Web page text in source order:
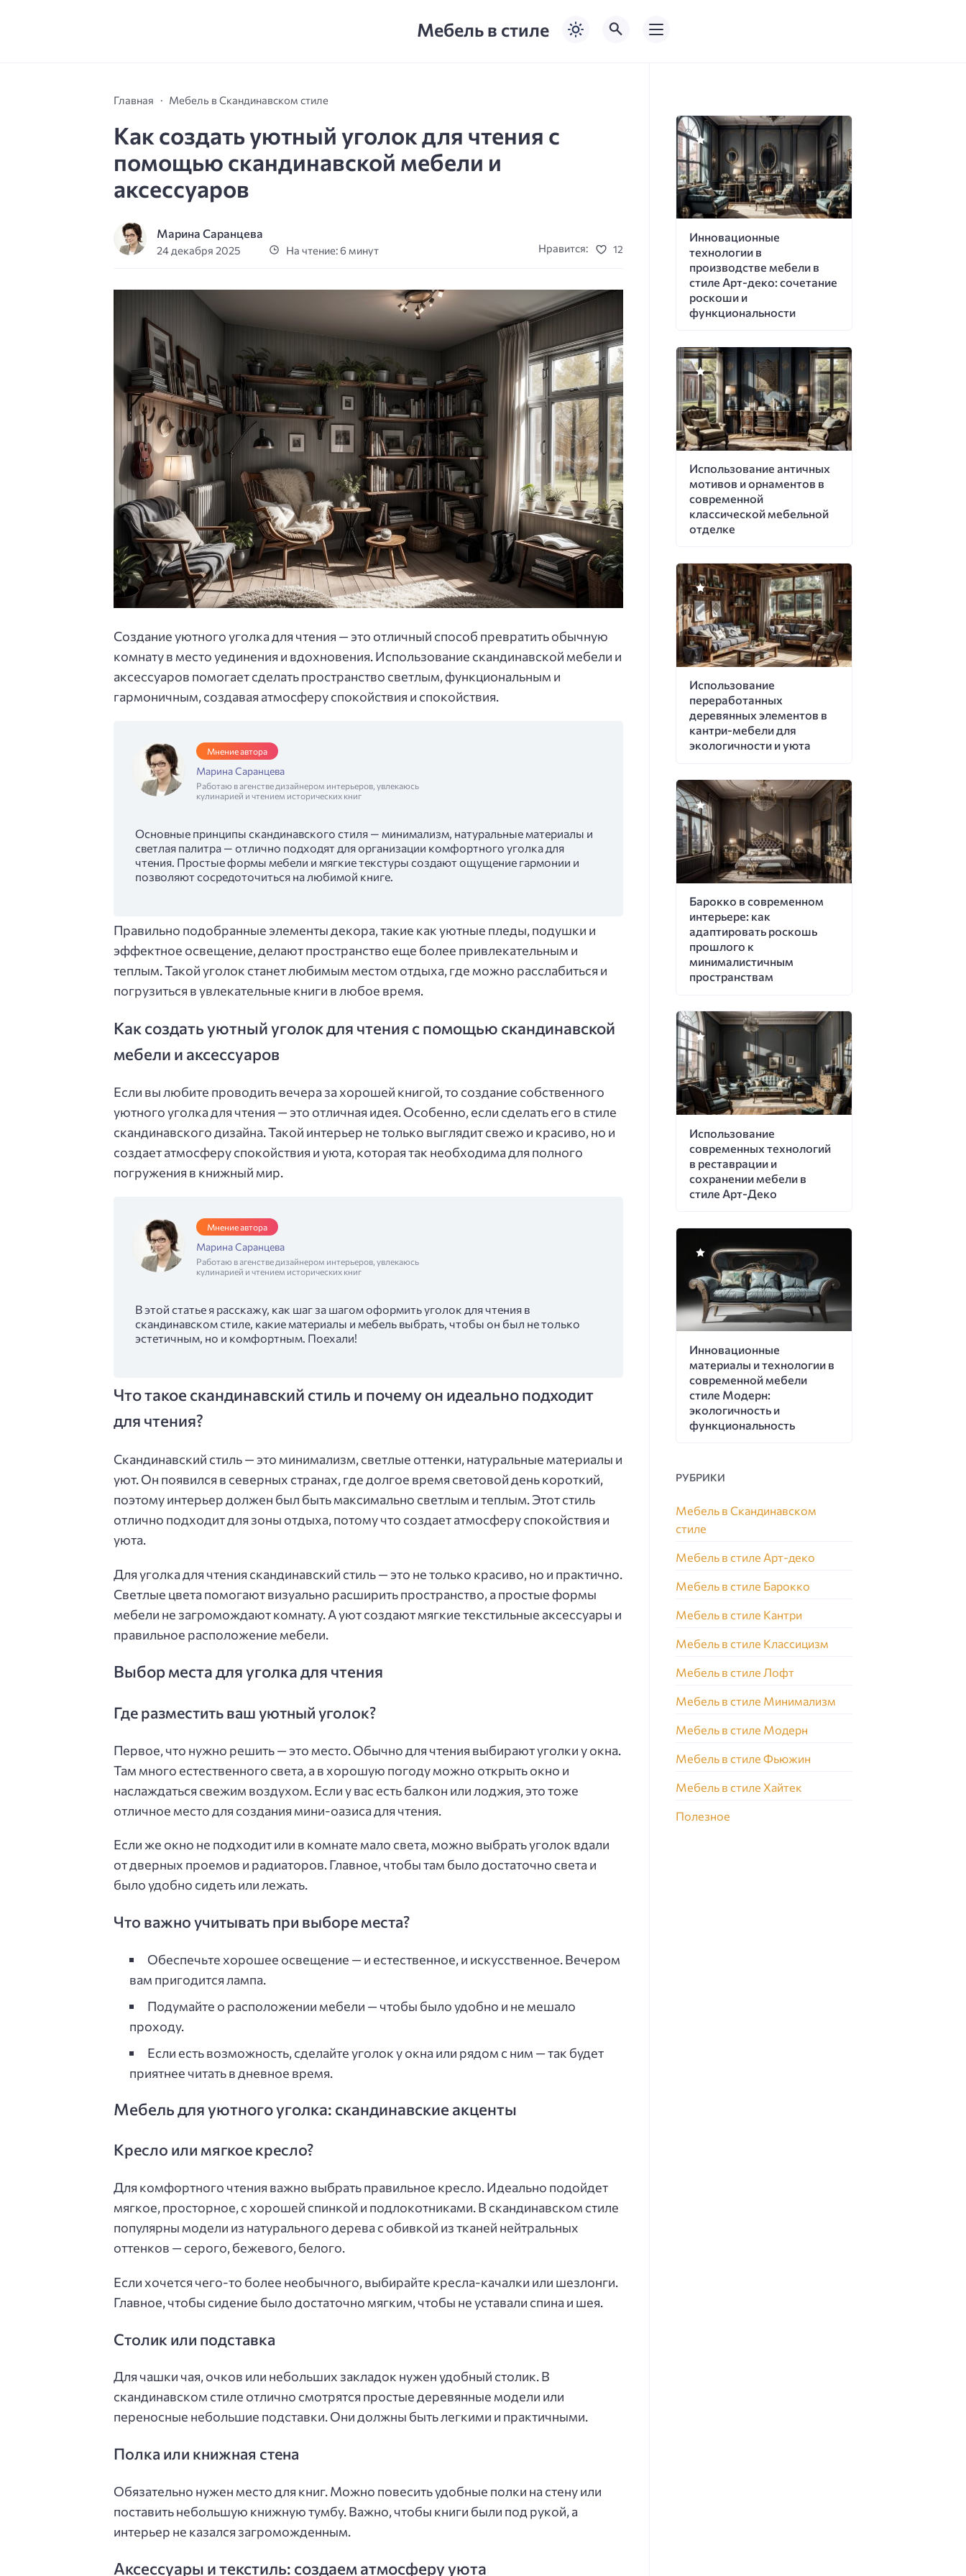
Мебель в стиле
Главная Мебель в Скандинавском стиле
Как создать уютный уголок для чтения с
помощью скандинавской мебели и
аксессуаров
Марина Саранцева
24 декабря 2025 На чтение: 6 минут Нравится: 12
Создание уютного уголка для чтения — это отличный способ превратить обычную
комнату в место уединения и вдохновения. Использование скандинавской мебели и
аксессуаров помогает сделать пространство светлым, функциональным и
гармоничным, создавая атмосферу спокойствия и спокойствия.
Мнение автора
Марина Саранцева
Работаю в агенстве дизайнером интерьеров, увлекаюсь
кулинарией и чтением исторических книг
Основные принципы скандинавского стиля — минимализм, натуральные материалы и
светлая палитра — отлично подходят для организации комфортного уголка для
чтения. Простые формы мебели и мягкие текстуры создают ощущение гармонии и
позволяют сосредоточиться на любимой книге.
Правильно подобранные элементы декора, такие как уютные пледы, подушки и
эффектное освещение, делают пространство еще более привлекательным и
теплым. Такой уголок станет любимым местом отдыха, где можно расслабиться и
погрузиться в увлекательные книги в любое время.
Как создать уютный уголок для чтения с помощью скандинавской
мебели и аксессуаров
Если вы любите проводить вечера за хорошей книгой, то создание собственного
уютного уголка для чтения — это отличная идея. Особенно, если сделать его в стиле
скандинавского дизайна. Такой интерьер не только выглядит свежо и красиво, но и
создает атмосферу спокойствия и уюта, которая так необходима для полного
погружения в книжный мир.
Мнение автора
Марина Саранцева
Работаю в агенстве дизайнером интерьеров, увлекаюсь
кулинарией и чтением исторических книг
В этой статье я расскажу, как шаг за шагом оформить уголок для чтения в
скандинавском стиле, какие материалы и мебель выбрать, чтобы он был не только
эстетичным, но и комфортным. Поехали!
Что такое скандинавский стиль и почему он идеально подходит
для чтения?
Скандинавский стиль — это минимализм, светлые оттенки, натуральные материалы и
уют. Он появился в северных странах, где долгое время световой день короткий,
поэтому интерьер должен был быть максимально светлым и теплым. Этот стиль
отлично подходит для зоны отдыха, потому что создает атмосферу спокойствия и
уюта.
Для уголка для чтения скандинавский стиль — это не только красиво, но и практично.
Светлые цвета помогают визуально расширить пространство, а простые формы
мебели не загромождают комнату. А уют создают мягкие текстильные аксессуары и
правильное расположение мебели.
Выбор места для уголка для чтения
Где разместить ваш уютный уголок?
Первое, что нужно решить — это место. Обычно для чтения выбирают уголки у окна.
Там много естественного света, а в хорошую погоду можно открыть окно и
наслаждаться свежим воздухом. Если у вас есть балкон или лоджия, это тоже
отличное место для создания мини-оазиса для чтения.
Если же окно не подходит или в комнате мало света, можно выбрать уголок вдали
от дверных проемов и радиаторов. Главное, чтобы там было достаточно света и
было удобно сидеть или лежать.
Что важно учитывать при выборе места?
Обеспечьте хорошее освещение — и естественное, и искусственное. Вечером
вам пригодится лампа.
Подумайте о расположении мебели — чтобы было удобно и не мешало
проходу.
Если есть возможность, сделайте уголок у окна или рядом с ним — так будет
приятнее читать в дневное время.
Мебель для уютного уголка: скандинавские акценты
Кресло или мягкое кресло?
Для комфортного чтения важно выбрать правильное кресло. Идеально подойдет
мягкое, просторное, с хорошей спинкой и подлокотниками. В скандинавском стиле
популярны модели из натурального дерева с обивкой из тканей нейтральных
оттенков — серого, бежевого, белого.
Если хочется чего-то более необычного, выбирайте кресла-качалки или шезлонги.
Главное, чтобы сидение было достаточно мягким, чтобы не уставали спина и шея.
Столик или подставка
Для чашки чая, очков или небольших закладок нужен удобный столик. В
скандинавском стиле отлично смотрятся простые деревянные модели или
переносные небольшие подставки. Они должны быть легкими и практичными.
Полка или книжная стена
Обязательно нужен место для книг. Можно повесить удобные полки на стену или
поставить небольшую книжную тумбу. Важно, чтобы книги были под рукой, а
интерьер не казался загроможденным.
Аксессуары и текстиль: создаем атмосферу уюта
Инновационные
технологии в
производстве мебели в
стиле Арт-деко: сочетание
роскоши и
функциональности
Использование античных
мотивов и орнаментов в
современной
классической мебельной
отделке
Использование
переработанных
деревянных элементов в
кантри-мебели для
экологичности и уюта
Барокко в современном
интерьере: как
адаптировать роскошь
прошлого к
минималистичным
пространствам
Использование
современных технологий
в реставрации и
сохранении мебели в
стиле Арт-Деко
Инновационные
материалы и технологии в
современной мебели
стиле Модерн:
экологичность и
функциональность
РУБРИКИ
Мебель в Скандинавском
стиле
Мебель в стиле Арт-деко
Мебель в стиле Барокко
Мебель в стиле Кантри
Мебель в стиле Классицизм
Мебель в стиле Лофт
Мебель в стиле Минимализм
Мебель в стиле Модерн
Мебель в стиле Фьюжин
Мебель в стиле Хайтек
Полезное